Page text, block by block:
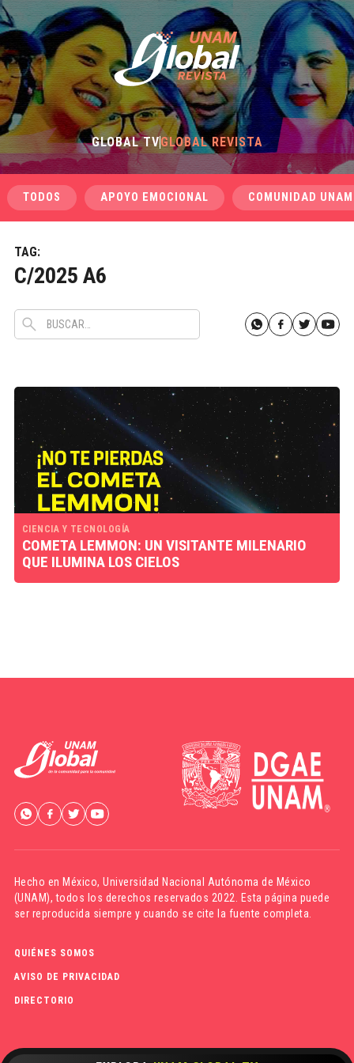
GLOBAL TVGLOBAL REVISTA
TODOS APOYO EMOCIONAL COMUNIDAD UNAM
TAG:
C/2025 A6
CIENCIA Y TECNOLOGÍA
COMETA LEMMON: UN VISITANTE MILENARIO
QUE ILUMINA LOS CIELOS
Hecho en México,Universidad Nacional Autónoma de México
(UNAM), todos los derechos reservados 2022. Esta página puede
ser reproducida siempre y cuando se cite la fuente completa.
QUIÉNES SOMOS
AVISO DE PRIVACIDAD
DIRECTORIO